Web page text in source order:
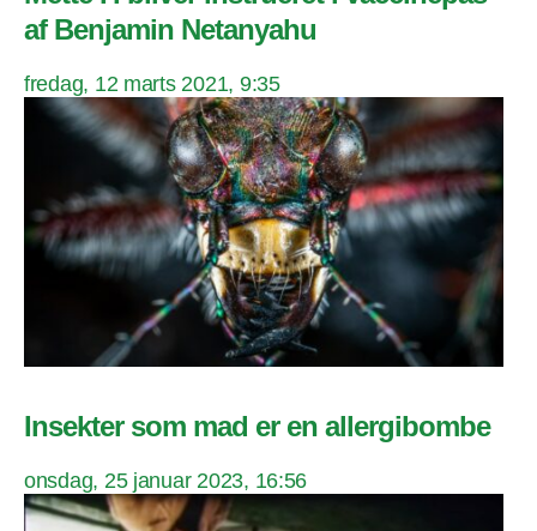
af Benjamin Netanyahu
fredag, 12 marts 2021, 9:35
Insekter som mad er en allergibombe
onsdag, 25 januar 2023, 16:56